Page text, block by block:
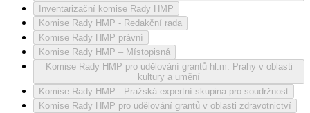
Inventarizační komise Rady HMP
Komise Rady HMP - Redakční rada
Komise Rady HMP právní
Komise Rady HMP – Místopisná
Komise Rady HMP pro udělování grantů hl.m. Prahy v oblasti
kultury a umění
Komise Rady HMP - Pražská expertní skupina pro soudržnost
Komise Rady HMP pro udělování grantů v oblasti zdravotnictví